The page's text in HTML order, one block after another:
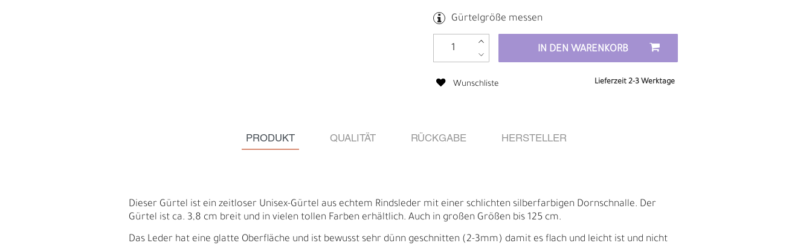
S Ä I
Gürtelgröße messen
IN DEN WARENKORB
Wunschliste Lieferzeit 2-3 Werktage
PRODUKT QUALITÄT RÜCKGABE HERSTELLER
Dieser Gürtel ist ein zeitloser Unisex-Gürtel aus echtem Rindsleder mit einer schlichten silberfarbigen Dornschnalle. Der
Gürtel ist ca. 3,8 cm breit und in vielen tollen Farben erhältlich. Auch in großen Größen bis 125 cm.
Das Leder hat eine glatte Oberfläche und ist bewusst sehr dünn geschnitten (2-3mm) damit es flach und leicht ist und nicht